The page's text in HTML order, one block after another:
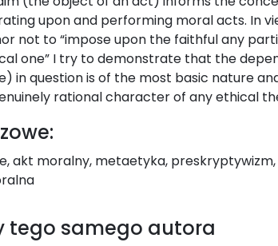
upon and performing moral acts. In
not to “impose upon the faithful any
one” I try to demonstrate that the
in question is of the most basic nature
rational character of any ethical
akt moralny, metaetyka,
tego samego autora